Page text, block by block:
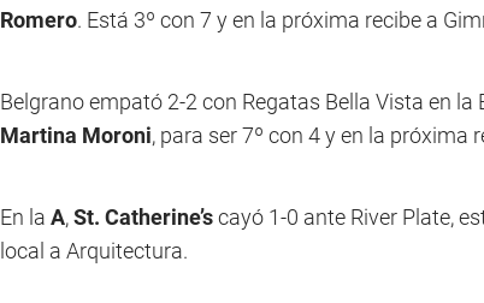
Romero. Está 3º con 7 y en la próxima recibe a
Belgrano empató 2-2 con Regatas Bella Vista en la
Martina Moroni, para ser 7º con 4 y en la próxima
En la A,St. Catherine’scayó 1-0 ante River Plate,
local a Arquitectura.